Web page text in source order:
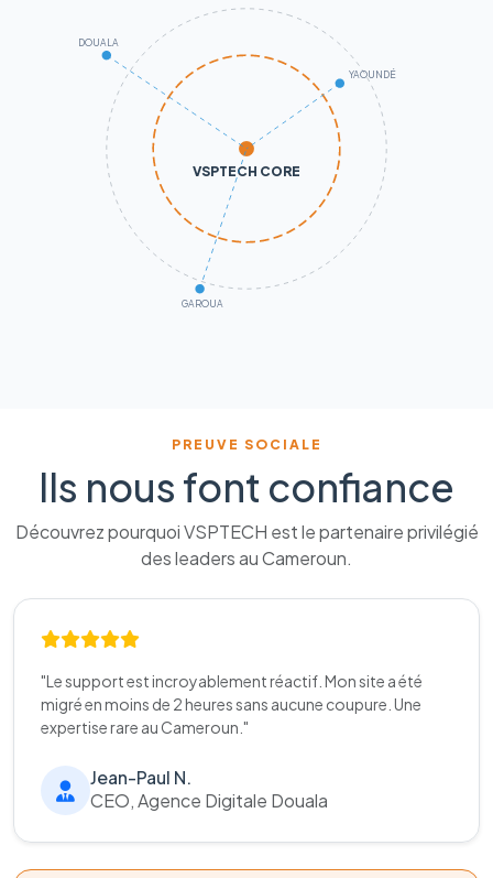
VSPTECH CORE
DOUALA
YAOUNDÉ
GAROUA
PREUVE SOCIALE
Ils nous font confiance
Découvrez pourquoi VSPTECH est le partenaire privilégié
des leaders au Cameroun.
"Le support est incroyablement réactif. Mon site a été
migré en moins de 2 heures sans aucune coupure. Une
expertise rare au Cameroun."
Jean-Paul N.
CEO, Agence Digitale Douala